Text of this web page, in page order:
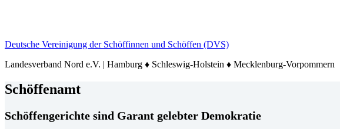
Deutsche Vereinigung der Schöffinnen und Schöffen (DVS)
Landesverband Nord e.V. | Hamburg ♦ Schleswig-Holstein ♦ Mecklenburg-Vorpommern
Schöffenamt
Schöffengerichte sind Garant gelebter Demokratie